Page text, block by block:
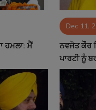
ਹਮਲਾ: ਮੈਂ
Dec 11,
ਨਵਜੋਤ ਕੌਰ
ਪਾਰਟੀ ਨੂੰ